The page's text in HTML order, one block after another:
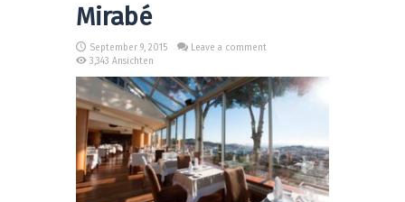
Mirabé
September 9, 2015
Leave a comment
3,343 Ansichten